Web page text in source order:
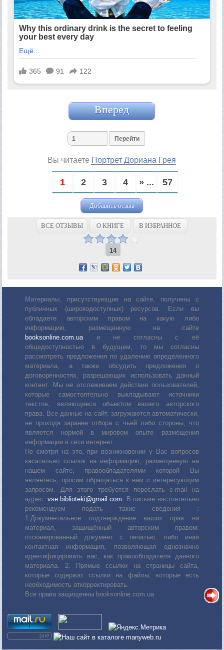
Вперед
Вы читаете Портрет Дориана Грея
1 2 3 4 » ... 57
Добавить отзыв
ВСЕ ОТЗЫВЫ О КНИГЕ В ИЗБРАННОЕ
14
Материалы, присутствующие на сайте, получены с
публичных (широкодоступных) ресурсов. Если вы
обладаете авторским правом на какую либо
информацию, размещенную на сайте
booksonline.com.uaи не согласны с её
общедоступностью в будущем, то мы согласны
рассмотреть предложения по удалению определенного
материала, а также обсудить предложения о
договоренностях, разрешающих использовать данный
контент. Мы не отслеживаем действия пользователей,
которые самостоятельно выкладывают источники
текстов, являющиеся объектом вашего авторского
права. Все данные на сайт, загружаются автоматически,
не проходя заранее отбора с чьей либо стороны, что
является нормой в мировом опыте размещения
информации в сети интернет.
Не смотря на это, при возникновении у Вас вопросов
касательно ссылок на информацию, размещенную на
нашем сайте, правообладателями которой Вы
являетесь, просим обращаться к нам с интересующим
запросом. Для этого требуется переслать е-mail на
адрес: vse.biblioteki@gmail.com. В письме настоятельно
рекомендуем подать такие сведения :
1.Документальное подтверждение ваших прав на
материал, защищённый авторским правом:
отсканированный документ с печатью, либо иная
контактная информация, позволяющая однозначно
идентифицировать вас, как правообладателя данного
материала. 2. Прямые ссылки на страницы сайта,
которые содержат ссылки на файлы, которые есть
необходимость откорректировать.
Все права защищенны booksonline.com.ua